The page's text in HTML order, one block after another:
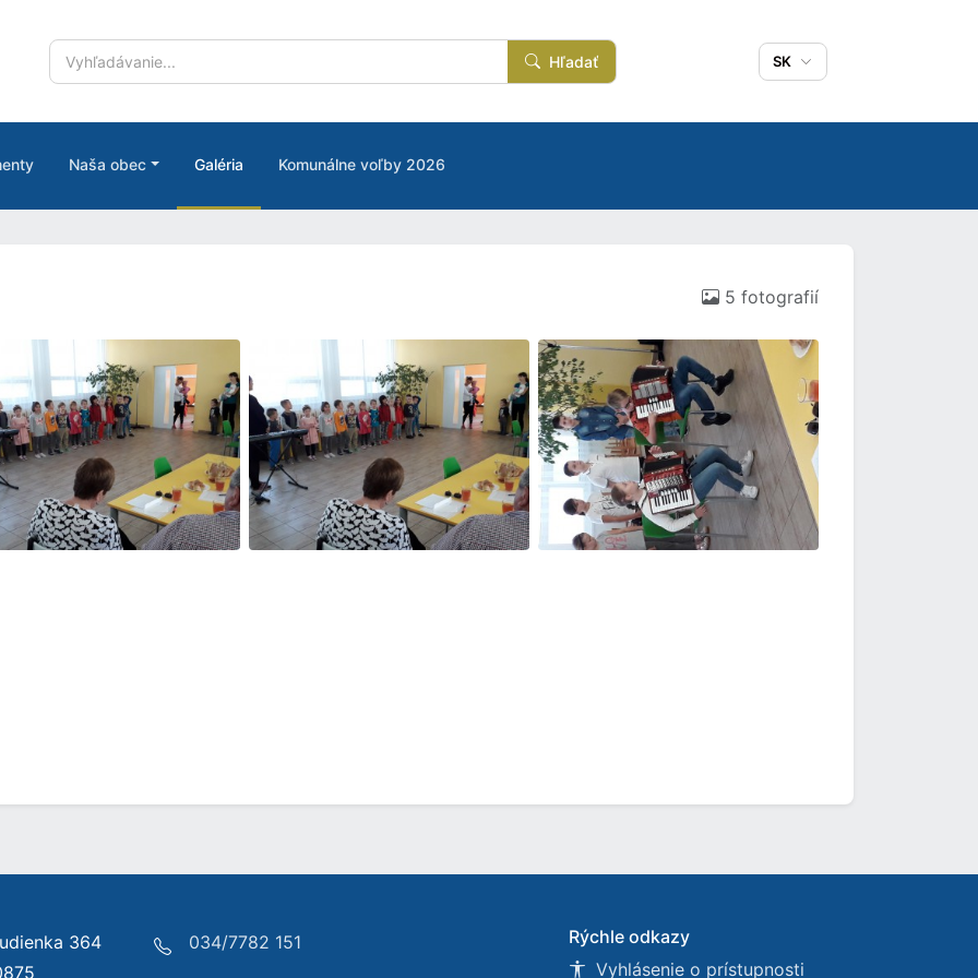
Hľadať SK
Naša obec Galéria Komunálne voľby 2026
5 fotografií
364
034/7782 151
Rýchle odkazy
Vyhlásenie o prístupnosti